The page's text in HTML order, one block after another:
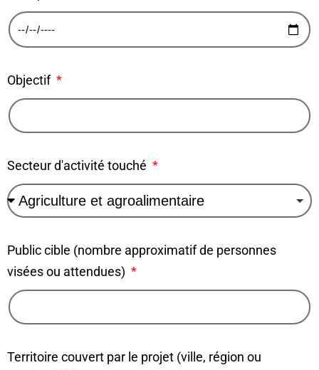
Objectif
Secteur d'activité touché
Public cible (nombre approximatif de personnes
visées ou attendues)
Territoire couvert par le projet (ville, région ou